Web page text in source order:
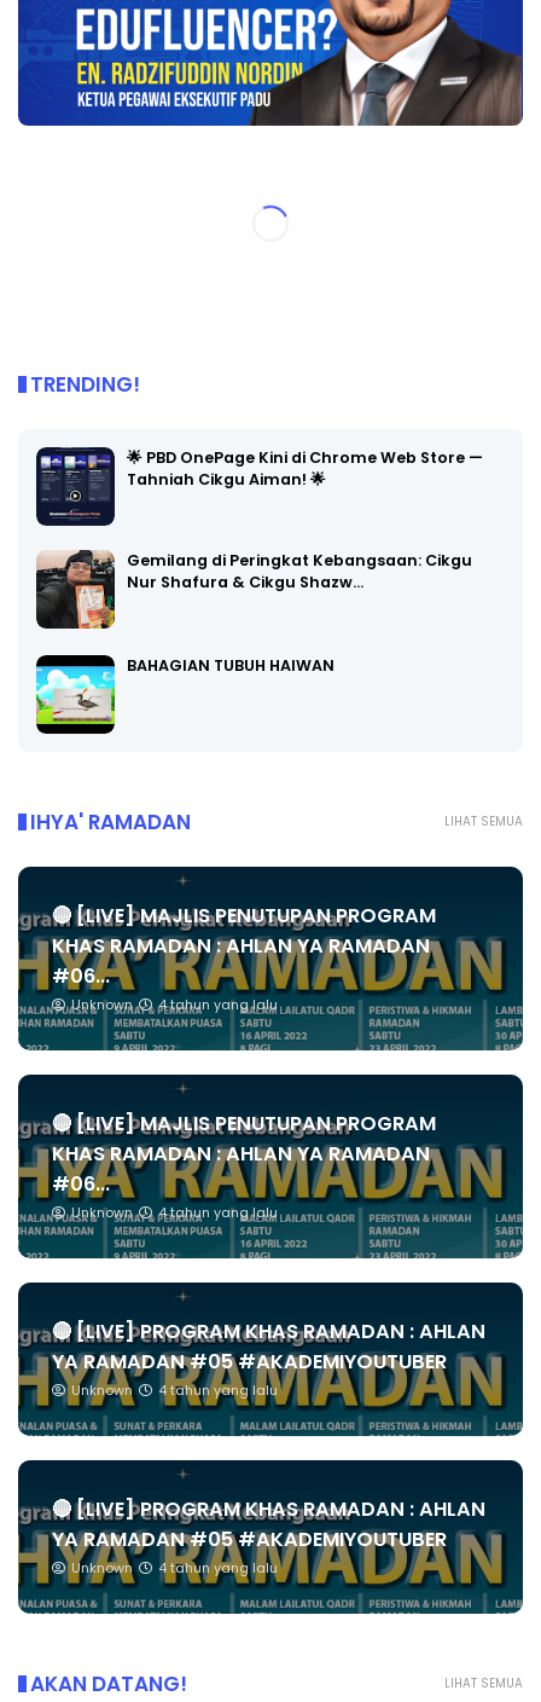
TRENDING!
🌟 PBD OnePage Kini di Chrome Web Store —
Tahniah Cikgu Aiman! 🌟
Gemilang di Peringkat Kebangsaan: Cikgu
Nur Shafura & Cikgu Shazw…
BAHAGIAN TUBUH HAIWAN
LIHAT SEMUA
IHYA' RAMADAN
🔴 [LIVE] MAJLIS PENUTUPAN PROGRAM
KHAS RAMADAN : AHLAN YA RAMADAN
#06...
Unknown 4 tahun yang lalu
🔴 [LIVE] MAJLIS PENUTUPAN PROGRAM
KHAS RAMADAN : AHLAN YA RAMADAN
#06...
Unknown 4 tahun yang lalu
🔴 [LIVE] PROGRAM KHAS RAMADAN : AHLAN
YA RAMADAN #05 #AKADEMIYOUTUBER
Unknown 4 tahun yang lalu
🔴 [LIVE] PROGRAM KHAS RAMADAN : AHLAN
YA RAMADAN #05 #AKADEMIYOUTUBER
Unknown 4 tahun yang lalu
LIHAT SEMUA
AKAN DATANG!